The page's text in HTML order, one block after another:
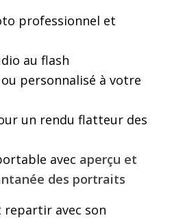
professionnel et
au flash
personnalisé à votre
un rendu flatteur des
avec aperçu et
des portraits
repartir avec son